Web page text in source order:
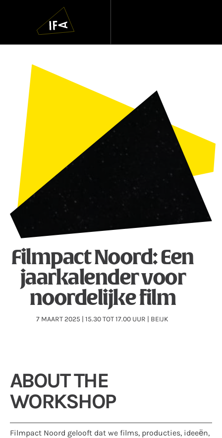
Navigatie
overslaan
Filmpact Noord: Een
jaarkalender voor
noordelijke film
7 MAART 2025 | 15.30 TOT 17.00 UUR | BEIJK
ABOUT THE
WORKSHOP
Filmpact Noord gelooft dat we films, producties, ideeën,